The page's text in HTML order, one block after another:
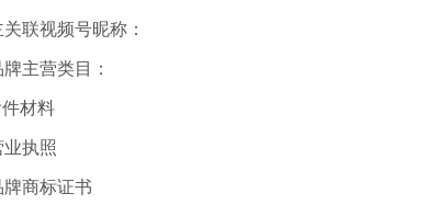
关联视频号昵称：
牌主营类目：
材料
业执照
牌商标证书